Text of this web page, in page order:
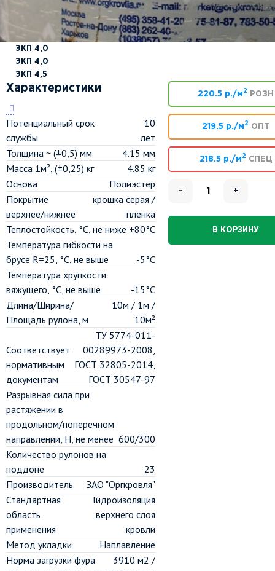
ЭКП 4,0
ЭКП 4,0
ЭКП 4,5
Характеристики
Потенциальный срок
службы
10
лет
Толщина ~ (±0,5) мм
4.15 мм
Масса 1м², (±0,25) кг
4.85 кг
Основа
Полиэстер
Покрытие
верхнее/нижнее
крошка серая /
пленка
Теплостойкость, °C, не ниже +80°С
Температура гибкости на
брусе R=25, °C, не выше
-5°С
Температура хрупкости
вяжущего, °C, не выше
-15°С
Длина/Ширина/
Площадь рулона, м
10м / 1м /
10м²
Соответствует
нормативным
документам
ТУ 5774-011-
00289973-2008,
ГОСТ 32805-2014,
ГОСТ 30547-97
Разрывная сила при
растяжении в
продольном/поперечном
направлении, H, не менее 600/300
Количество рулонов на
поддоне
23
Производитель
ЗАО "Оргкровля"
Стандартная
область
применения
Гидроизоляция
верхнего слоя
кровли
Метод укладки
Наплавление
Норма загрузки фура
3910 м2 /
220.5 р./м 2 РОЗН
219.5 р./м 2 ОПТ
218.5 р./м 2 СПЕЦ
– +
В КОРЗИНУ